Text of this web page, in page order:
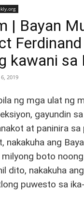
| Bayan
kawani sa
6, 2019
ng mga ulat ng
gayundin
at paninira
nakakuha ang
boto
dito, nakakuha
puwesto sa